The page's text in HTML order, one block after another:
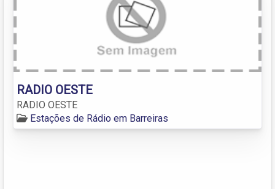
RADIO OESTE
RADIO OESTE
Estações de Rádio em Barreiras